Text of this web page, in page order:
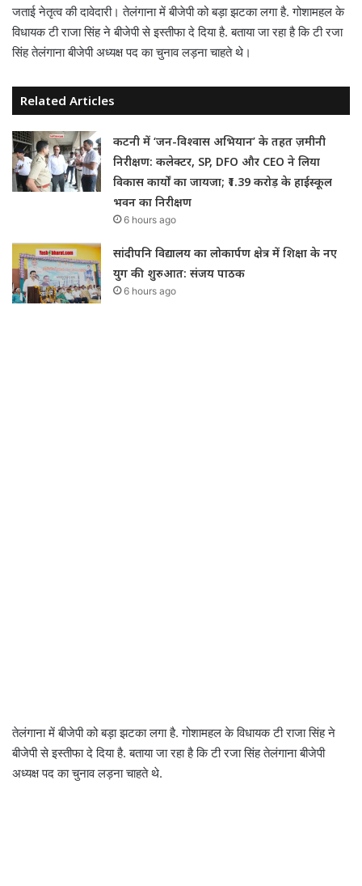
जताई नेतृत्व की दावेदारी। तेलंगाना में बीजेपी को बड़ा झटका लगा है. गोशामहल के
विधायक टी राजा सिंह ने बीजेपी से इस्तीफा दे दिया है. बताया जा रहा है कि टी रजा
सिंह तेलंगाना बीजेपी अध्यक्ष पद का चुनाव लड़ना चाहते थे।
Related Articles
कटनी में ‘जन-विश्वास अभियान’ के तहत ज़मीनी
निरीक्षण: कलेक्टर, SP, DFO और CEO ने लिया
विकास कार्यों का जायजा; ₹1.39 करोड़ के हाईस्कूल
भवन का निरीक्षण
6 hours ago
सांदीपनि विद्यालय का लोकार्पण क्षेत्र में शिक्षा के नए
युग की शुरुआत: संजय पाठक
6 hours ago
तेलंगाना में बीजेपी को बड़ा झटका लगा है. गोशामहल के विधायक टी राजा सिंह ने
बीजेपी से इस्तीफा दे दिया है. बताया जा रहा है कि टी रजा सिंह तेलंगाना बीजेपी
अध्यक्ष पद का चुनाव लड़ना चाहते थे.